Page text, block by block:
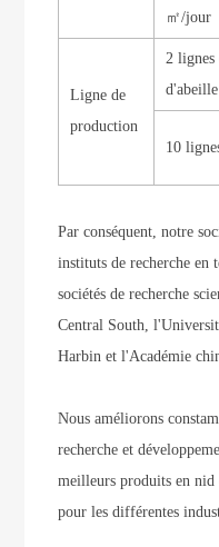
㎡/jour
Ligne de
production
2 lignes
10
Par conséquent, notre
instituts de recherche en
sociétés de recherche
Central South,
Harbin et l'Académie
Nous améliorons
recherche et
meilleurs produits en
pour les différentes